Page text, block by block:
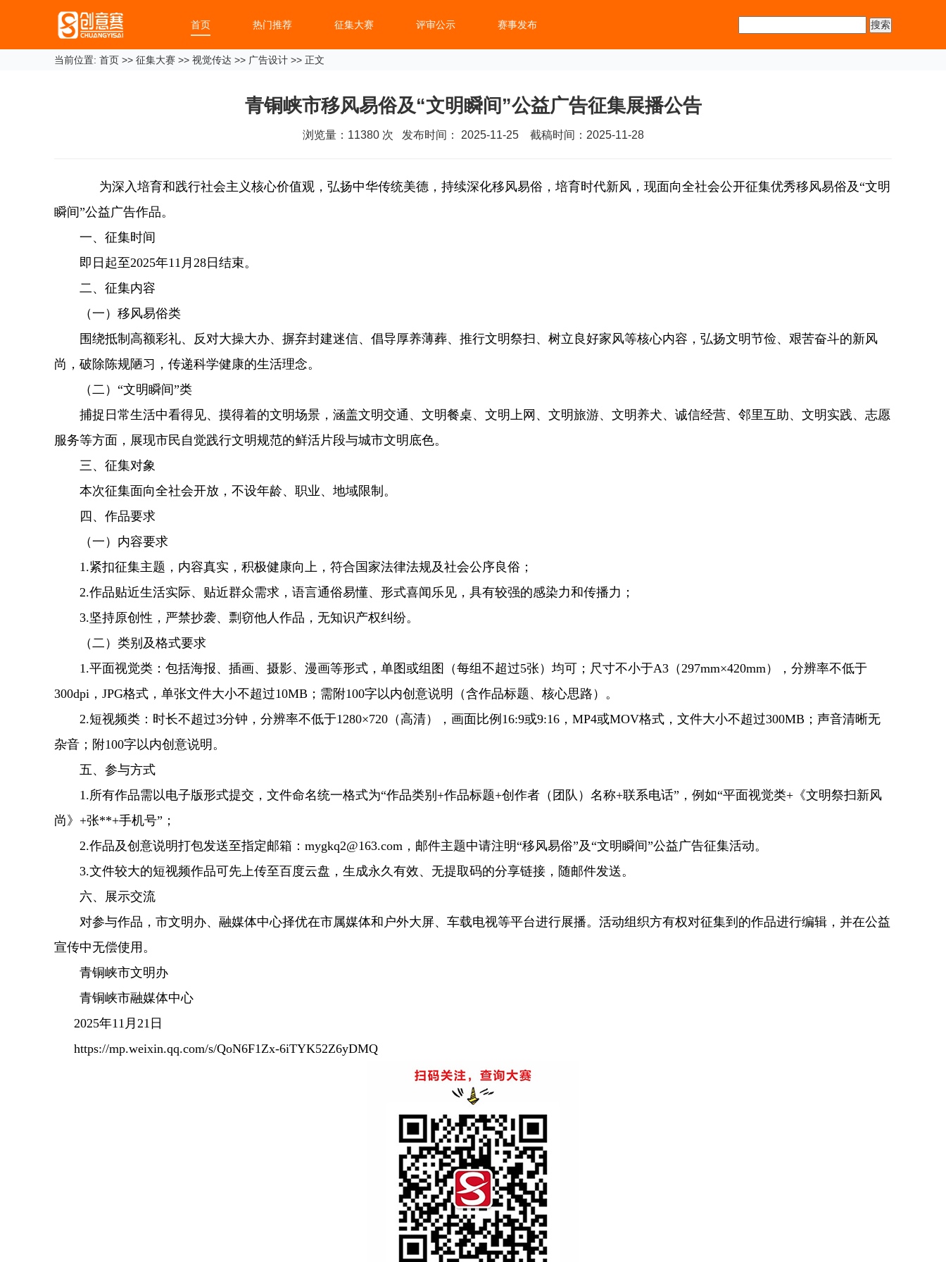
首页 热门推荐 征集大赛 评审公示 赛事发布
当前位置: 首页 >> 征集大赛 >> 视觉传达 >> 广告设计 >> 正文
青铜峡市移风易俗及“文明瞬间”公益广告征集展播公告
浏览量： 11380次 发布时间： 2025-11-25 截稿时间：2025-11-28
为深入培育和践行社会主义核心价值观，弘扬中华传统美德，持续深化移风易俗，培育时代新风，现面向全社会公开征集优秀移风易俗及“文明
瞬间”公益广告作品。
一、征集时间
即日起至2025年11月28日结束。
二、征集内容
（一）移风易俗类
围绕抵制高额彩礼、反对大操大办、摒弃封建迷信、倡导厚养薄葬、推行文明祭扫、树立良好家风等核心内容，弘扬文明节俭、艰苦奋斗的新风
尚，破除陈规陋习，传递科学健康的生活理念。
（二）“文明瞬间”类
捕捉日常生活中看得见、摸得着的文明场景，涵盖文明交通、文明餐桌、文明上网、文明旅游、文明养犬、诚信经营、邻里互助、文明实践、志愿
服务等方面，展现市民自觉践行文明规范的鲜活片段与城市文明底色。
三、征集对象
本次征集面向全社会开放，不设年龄、职业、地域限制。
四、作品要求
（一）内容要求
1.紧扣征集主题，内容真实，积极健康向上，符合国家法律法规及社会公序良俗；
2.作品贴近生活实际、贴近群众需求，语言通俗易懂、形式喜闻乐见，具有较强的感染力和传播力；
3.坚持原创性，严禁抄袭、剽窃他人作品，无知识产权纠纷。
（二）类别及格式要求
1.平面视觉类：包括海报、插画、摄影、漫画等形式，单图或组图（每组不超过5张）均可；尺寸不小于A3（297mm×420mm），分辨率不低于
300dpi，JPG格式，单张文件大小不超过10MB；需附100字以内创意说明（含作品标题、核心思路）。
2.短视频类：时长不超过3分钟，分辨率不低于1280×720（高清），画面比例16:9或9:16，MP4或MOV格式，文件大小不超过300MB；声音清晰无
杂音；附100字以内创意说明。
五、参与方式
1.所有作品需以电子版形式提交，文件命名统一格式为“作品类别+作品标题+创作者（团队）名称+联系电话”，例如“平面视觉类+《文明祭扫新风
尚》+张**+手机号”；
2.作品及创意说明打包发送至指定邮箱：mygkq2@163.com，邮件主题中请注明“移风易俗”及“文明瞬间”公益广告征集活动。
3.文件较大的短视频作品可先上传至百度云盘，生成永久有效、无提取码的分享链接，随邮件发送。
六、展示交流
对参与作品，市文明办、融媒体中心择优在市属媒体和户外大屏、车载电视等平台进行展播。活动组织方有权对征集到的作品进行编辑，并在公益
宣传中无偿使用。
青铜峡市文明办
青铜峡市融媒体中心
2025年11月21日
https://mp.weixin.qq.com/s/QoN6F1Zx-6iTYK52Z6yDMQ